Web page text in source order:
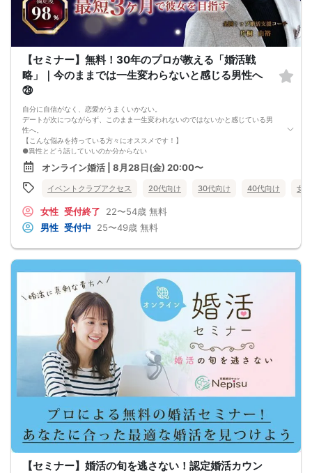
【セミナー】無料！30年のプロが教える「婚活戦
略」｜今のままでは一生変わらないと感じる男性へ
㉙
自分に自信がなく、恋愛がうまくいかない。
デートが次につながらず、このまま一生変われないのではないかと感じている男
性へ。
【こんな悩みを持っている方々にオススメです！】
●異性とどう話していいのか分からない
●婚活パーティー、合コンで上手くいかない
●デートやお見合いが２回目につながらない
●今のままでは一生変わらない気がする
●異性から断られると、自分の人格を否定されている気分になる
最短3ヶ月で彼女ができる可能性を高め、1年以内の結婚を目指すための
恋愛・婚活の具体的な方法をお伝えします。
【婚活戦略セミナーで得られるメリットは！】
●異性とのコミュニケーションのポイントが理解できる
●好きになった女性との関係を続けられるようになる
まずは、異性が求めていることを理解し、
それを提供できる自分自身に変化していくことにより、
はじめて自分が好きな異性が自分を好きになってくれるようになり、
恋愛婚活が上手くいくようになります。
改善
異性が求めていることを理解し、
それを自然に伝えられる自分に変わることで、
好きな女性から選ばれるようになります。
婚活戦略セミナーでは、恋愛や婚活で悩む男性が
短期間で変化と成果を実感できる方法をお伝えします。
・セミナー中はカメラをオン（お顔を出して）での受講をお願いします。
（屋外、車内からのご参加や、途中入室、退出はご遠慮下さい。）
【キャンセル規定】
セミナー準備の都合上、当日無断キャンセルの場合は、3,000円のキャンセル料を
お支払いいただきます。
オンライン婚活 | 8月28日(金) 20:00〜
イベントクラブアクセス 20代向け 30代向け 40代向け 女
女性 受付終了 22〜54歳 無料
男性 受付中 25〜49歳 無料
【セミナー】婚活の旬を逃さない！認定婚活カウン